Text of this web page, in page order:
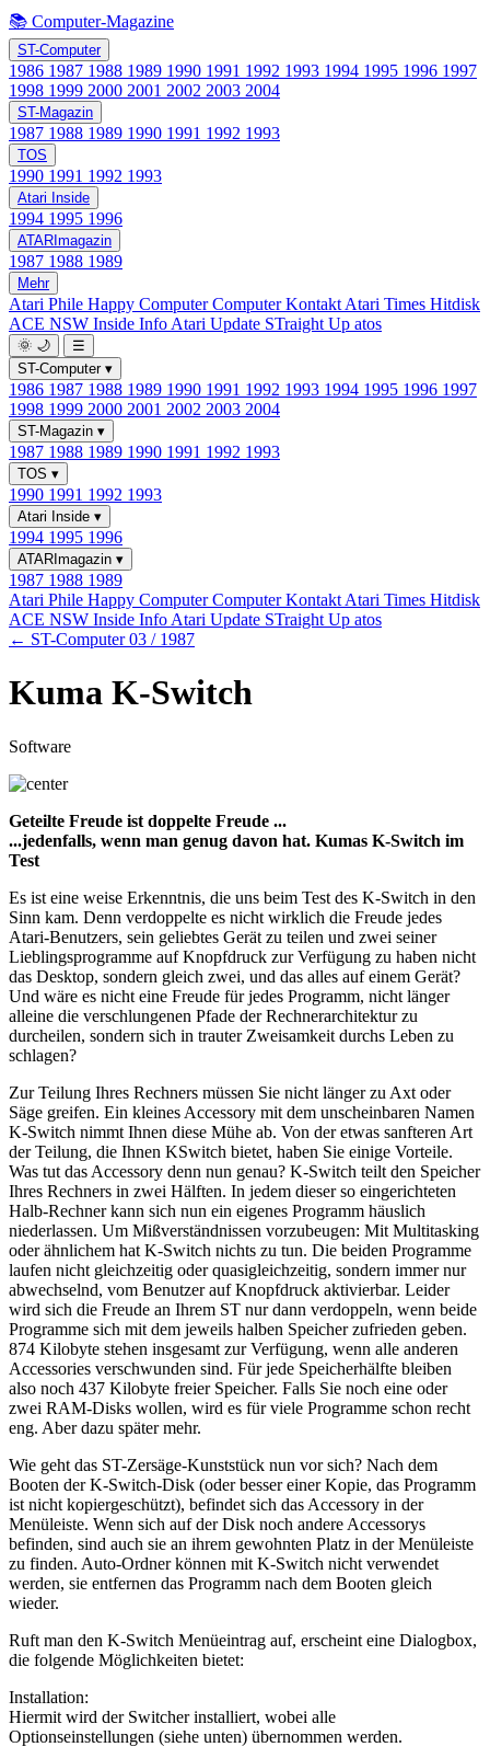
📚 Computer-Magazine
ST-Computer
1986 1987 1988 1989 1990 1991 1992 1993 1994 1995 1996 1997
1998 1999 2000 2001 2002 2003 2004
ST-Magazin
1987 1988 1989 1990 1991 1992 1993
TOS
1990 1991 1992 1993
Atari Inside
1994 1995 1996
ATARImagazin
1987 1988 1989
Mehr
Atari Phile Happy ComputerComputer Kontakt Atari Times Hitdisk
ACE NSW Inside Info Atari Update STraight Up atos
🌞 🌙
☰
ST-Computer ▾
1986 1987 1988 1989 1990 1991 1992 1993 1994 1995 1996 1997
1998 1999 2000 2001 2002 2003 2004
ST-Magazin ▾
1987 1988 1989 1990 1991 1992 1993
TOS ▾
1990 1991 1992 1993
Atari Inside ▾
1994 1995 1996
ATARImagazin ▾
1987 1988 1989
Atari Phile Happy ComputerComputer Kontakt Atari Times Hitdisk
ACE NSW Inside Info Atari Update STraight Up atos
← ST-Computer 03 / 1987
Kuma K-Switch
Software
Geteilte Freude ist doppelte Freude ...
...jedenfalls, wenn man genug davon hat. Kumas K-Switch im
Test
Es ist eine weise Erkenntnis, die uns beim Test des K-Switch in den
Sinn kam. Denn verdoppelte es nicht wirklich die Freude jedes
Atari-Benutzers, sein geliebtes Gerät zu teilen und zwei seiner
Lieblingsprogramme auf Knopfdruck zur Verfügung zu haben nicht
das Desktop, sondern gleich zwei, und das alles auf einem Gerät?
Und wäre es nicht eine Freude für jedes Programm, nicht länger
alleine die verschlungenen Pfade der Rechnerarchitektur zu
durcheilen, sondern sich in trauter Zweisamkeit durchs Leben zu
schlagen?
Zur Teilung Ihres Rechners müssen Sie nicht länger zu Axt oder
Säge greifen. Ein kleines Accessory mit dem unscheinbaren Namen
K-Switch nimmt Ihnen diese Mühe ab. Von der etwas sanfteren Art
der Teilung, die Ihnen KSwitch bietet, haben Sie einige Vorteile.
Was tut das Accessory denn nun genau? K-Switch teilt den Speicher
Ihres Rechners in zwei Hälften. In jedem dieser so eingerichteten
Halb-Rechner kann sich nun ein eigenes Programm häuslich
niederlassen. Um Mißverständnissen vorzubeugen: Mit Multitasking
oder ähnlichem hat K-Switch nichts zu tun. Die beiden Programme
laufen nicht gleichzeitig oder quasigleichzeitig, sondern immer nur
abwechselnd, vom Benutzer auf Knopfdruck aktivierbar. Leider
wird sich die Freude an Ihrem ST nur dann verdoppeln, wenn beide
Programme sich mit dem jeweils halben Speicher zufrieden geben.
874 Kilobyte stehen insgesamt zur Verfügung, wenn alle anderen
Accessories verschwunden sind. Für jede Speicherhälfte bleiben
also noch 437 Kilobyte freier Speicher. Falls Sie noch eine oder
zwei RAM-Disks wollen, wird es für viele Programme schon recht
eng. Aber dazu später mehr.
Wie geht das ST-Zersäge-Kunststück nun vor sich? Nach dem
Booten der K-Switch-Disk (oder besser einer Kopie, das Programm
ist nicht kopiergeschützt), befindet sich das Accessory in der
Menüleiste. Wenn sich auf der Disk noch andere Accessorys
befinden, sind auch sie an ihrem gewohnten Platz in der Menüleiste
zu finden. Auto-Ordner können mit K-Switch nicht verwendet
werden, sie entfernen das Programm nach dem Booten gleich
wieder.
Ruft man den K-Switch Menüeintrag auf, erscheint eine Dialogbox,
die folgende Möglichkeiten bietet:
Installation:
Hiermit wird der Switcher installiert, wobei alle
Optionseinstellungen (siehe unten) übernommen werden.